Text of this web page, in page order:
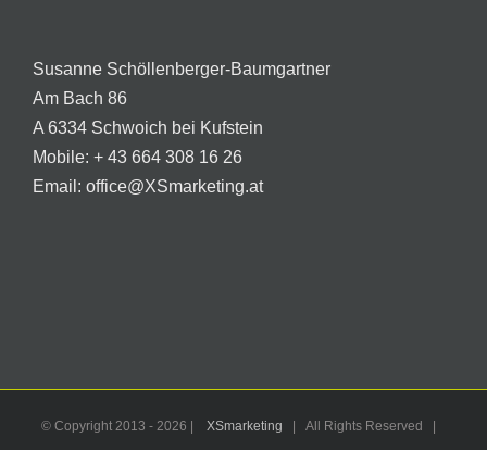
Susanne Schöllenberger-Baumgartner
Am Bach 86
A 6334 Schwoich bei Kufstein
Mobile: + 43 664 308 16 26
Email: office@XSmarketing.at
© Copyright 2013 - 2026 | XSmarketing | All Rights Reserved |